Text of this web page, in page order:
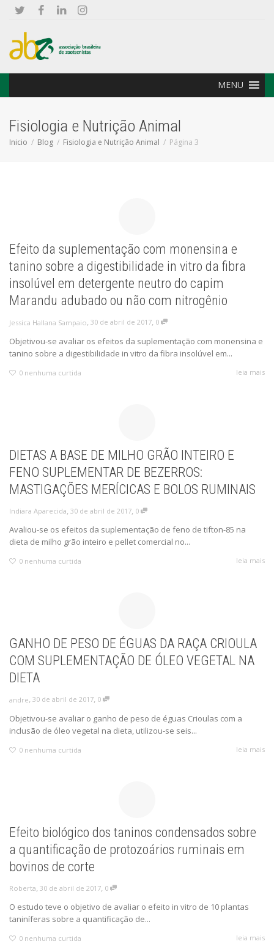
MENU
Fisiologia e Nutrição Animal
Inicio Blog Fisiologia e Nutrição Animal Página 3
Efeito da suplementação com monensina e
tanino sobre a digestibilidade in vitro da fibra
insolúvel em detergente neutro do capim
Marandu adubado ou não com nitrogênio
Jessica Hallana Sampaio, 30 de abril de 2017, 0
Objetivou-se avaliar os efeitos da suplementação com monensina e
tanino sobre a digestibilidade in vitro da fibra insolúvel em...
0 nenhuma curtida leia mais
DIETAS A BASE DE MILHO GRÃO INTEIRO E
FENO SUPLEMENTAR DE BEZERROS:
MASTIGAÇÕES MERÍCICAS E BOLOS RUMINAIS
Indiara Aparecida 30 de abril de 2017 0
Avaliou-se os efeitos da suplementação de feno de tifton-85 na
dieta de milho grão inteiro e pellet comercial no...
0 nenhuma curtida leia mais
GANHO DE PESO DE ÉGUAS DA RAÇA CRIOULA
COM SUPLEMENTAÇÃO DE ÓLEO VEGETAL NA
DIETA
andre, 30 de abril de 2017, 0
Objetivou-se avaliar o ganho de peso de éguas Crioulas com a
inclusão de óleo vegetal na dieta, utilizou-se seis...
0 nenhuma curtida leia mais
Efeito biológico dos taninos condensados sobre
a quantificação de protozoários ruminais em
bovinos de corte
Roberta, 30 de abril de 2017, 0
O estudo teve o objetivo de avaliar o efeito in vitro de 10 plantas
taniníferas sobre a quantificação de...
0 nenhuma curtida leia mais